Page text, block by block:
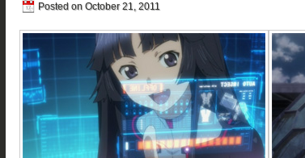
Posted on October 21, 2011